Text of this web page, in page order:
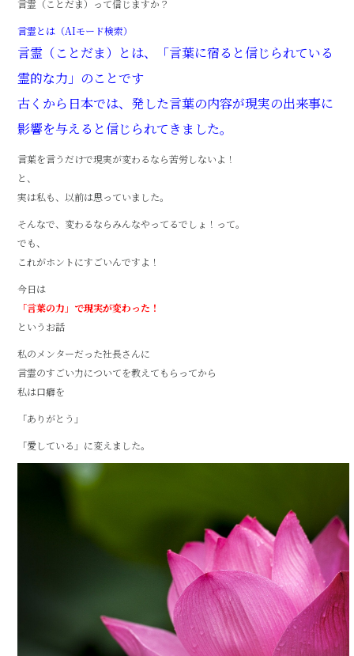
言霊（ことだま）って信じますか？
言霊とは（AIモード検索）
言霊（ことだま）とは、「言葉に宿ると信じられている
霊的な力」のことです
古くから日本では、発した言葉の内容が現実の出来事に
影響を与えると信じられてきました。
言葉を言うだけで現実が変わるなら苦労しないよ！
と、
実は私も、以前は思っていました。
そんなで、変わるならみんなやってるでしょ！って。
でも、
これがホントにすごいんですよ！
今日は
「言葉の力」で現実が変わった！
というお話
私のメンターだった社長さんに
言霊のすごい力についてを教えてもらってから
私は口癖を
「ありがとう」
「愛している」に変えました。